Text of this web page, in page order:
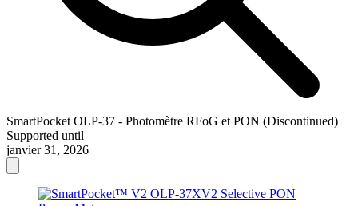
SmartPocket OLP-37 - Photomètre RFoG et PON (Discontinued)
Supported until
janvier 31, 2026